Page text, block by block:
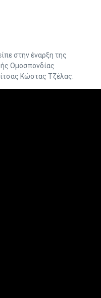
στην έναρξη της
Ομοσπονδίας
Κώστας Τζέλας: